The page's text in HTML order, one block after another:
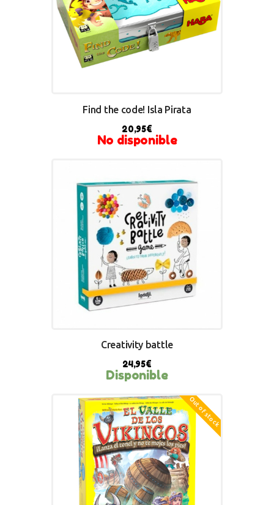
Find the code! Isla Pirata
20,95€
No disponible
BUY NOW
Creativity battle
24,95€
Disponible
Out of stock